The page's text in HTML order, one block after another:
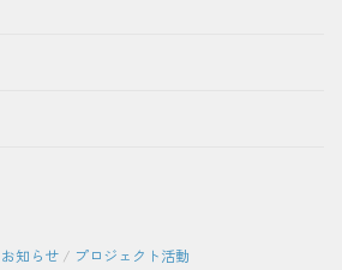
お知らせ / プロジェクト活動